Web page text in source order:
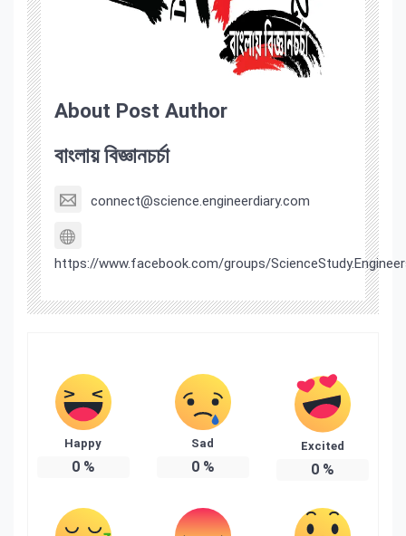
About Post Author
বাংলায় বিজ্ঞানচর্চা
connect@science.engineerdiary.com
https://www.facebook.com/groups/
Happy
0%
Sad
0%
Excited
0%